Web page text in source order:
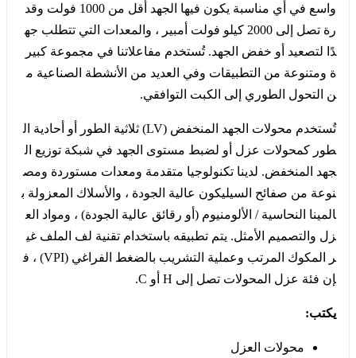
واسع في أي مناسبة يكون فيها الجهد أقل من 1000 فولت وقد
رة تصل إلى 2000 كيلو فولت أمبير ، والمعدات التي تتطلب جه
دًا لتصعيد أو خفض الجهد. تُستخدم مفاعلاتنا في مجموعة كبير
ة ومتنوعة من التطبيقات وفي العديد من الأنشطة الصناعية م
ن التحول الطوري إلى الكبت التوافقي.
تُستخدم محولات الجهد المنخفض (LV) ثلاثية الطور أو أحادية ال
طور كمحولات عزل أو لضبط مستوى الجهد في شبكة توزيع ال
جهد المنخفض. لدينا تكنولوجيا متقدمة ومعدات مستوردة ومص
نوعة من صفائح السيليكون عالية الجودة ، والأسلاك المعزولة ب
المينا النحاسية / الألومنيوم (أو رقائق عالية الجودة) ، ومواد الع
زل والتصميم الأمثل. يتم تطبيقه باستخدام تقنية لف الملف غي
ر المكوك المرتب وعملية التشريب بالضغط الفراغي (VPI) ، ف
إن فئة عزل المحولات تصل إلى H أو C.
يكتب:
محولات العزل